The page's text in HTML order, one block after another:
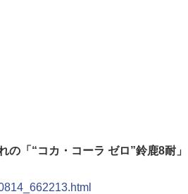
「“コカ・コーラ ゼロ”鈴鹿8耐」